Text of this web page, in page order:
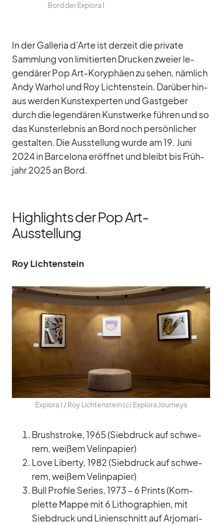
Bord der Ex­plora I
In der Gal­le­ria d’Arte ist der­zeit die pri­vate
Samm­lung von li­mi­tier­ten Dru­cken zweier le­
gen­dä­rer Pop Art-Ko­ry­phäen zu se­hen, näm­lich
Andy War­hol und Roy Lich­ten­stein. Dar­über hin­
aus wer­den Kunst­ex­per­ten und Gast­ge­ber
durch die le­gen­dä­ren Kunst­werke füh­ren und so
das Kunst­er­leb­nis an Bord noch per­sön­li­cher
ge­stal­ten. Die Aus­stel­lung wurde am 19. Juni
2024 in Bar­ce­lona er­öff­net und bleibt bis Früh­
jahr 2025 an Bord.
Highlights der Pop Art-
Ausstellung
Roy Lich­ten­stein
Ex­plora I /​ Roy Lich­ten­stein (c) Ex­plora Jour­neys
Brush­stroke, 1965 (Sieb­druck auf schwe­
rem, wei­ßem Ve­lin­pa­pier)
Love Li­berty, 1982 (Sieb­druck auf schwe­
rem, wei­ßem Ve­lin­pa­pier)
Bull Pro­file Se­ries, 1973 – 6 Prints (Kom­
plette Mappe mit 6 Li­tho­gra­phien, mit
Sieb­druck und Li­ni­en­schnitt auf Ar­jo­mari-